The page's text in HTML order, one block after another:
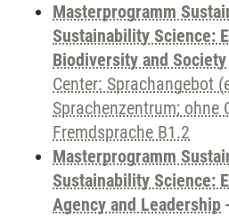
Masterprogramm
Sustainability Science:
Biodiversity and Society
Center: Sprachangebot
Sprachenzentrum; ohne
Fremdsprache B1.2
Masterprogramm
Sustainability Science:
Agency and Leadership -